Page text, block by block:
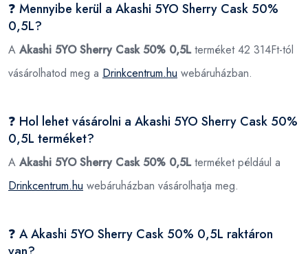
❓ Mennyibe kerül a Akashi 5YO Sherry Cask 50%
0,5L?
A Akashi 5YO Sherry Cask 50% 0,5Lterméket 42 314Ft-tól
vásárolhatod meg a Drinkcentrum.hu webáruházban.
❓ Hol lehet vásárolni a Akashi 5YO Sherry Cask 50%
0,5L terméket?
A Akashi 5YO Sherry Cask 50% 0,5Lterméket például a
Drinkcentrum.hu webáruházban vásárolhatja meg.
❓ A Akashi 5YO Sherry Cask 50% 0,5L raktáron